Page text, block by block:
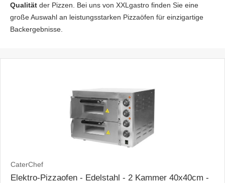
Qualität der Pizzen. Bei uns von XXLgastro finden Sie eine
große Auswahl an leistungsstarken Pizzaöfen für einzigartige
Backergebnisse.
CaterChef
Elektro-Pizzaofen - Edelstahl - 2 Kammer 40x40cm -